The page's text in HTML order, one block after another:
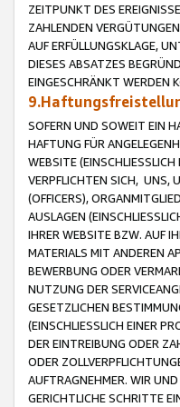
ZEITPUNKT DES
ZAHLENDEN
AUF ERFÜLLUNGSKLAGE,
DIESES ABSATZES
EINGESCHRÄNKT WERDEN
SOFERN UND SOWEIT EIN
HAFTUNG FÜR
WEBSITE
VERPFLICHTEN SICH, UNS,
(OFFICERS),
AUSLAGEN
IHRER WEBSITE BZW. AUF
MATERIALS MIT ANDEREN
BEWERBUNG ODER
NUTZUNG DER
GESETZLICHEN
(EINSCHLIESSLICH EINER
DER EINTREIBUNG ODER
ODER
AUFTRAGNEHMER. WIR
GERICHTLICHE SCHRITTE